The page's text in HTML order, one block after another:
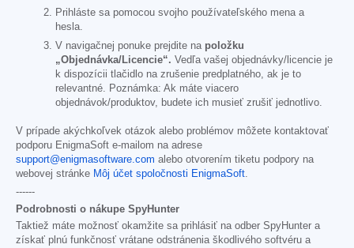
Prihláste sa pomocou svojho používateľského mena a
hesla.
V navigačnej ponuke prejdite na položku
„Objednávka/Licencie“. Vedľa vašej objednávky/licencie je
k dispozícii tlačidlo na zrušenie predplatného, ak je to
relevantné. Poznámka: Ak máte viacero
objednávok/produktov, budete ich musieť zrušiť jednotlivo.
V prípade akýchkoľvek otázok alebo problémov môžete kontaktovať
podporu EnigmaSoft e-mailom na adrese
support@enigmasoftware.com alebo otvorením tiketu podpory na
webovej stránke Môj účet spoločnosti EnigmaSoft.
------
Podrobnosti o nákupe SpyHunter
Taktiež máte možnosť okamžite sa prihlásiť na odber SpyHunter a
získať plnú funkčnosť vrátane odstránenia škodlivého softvéru a